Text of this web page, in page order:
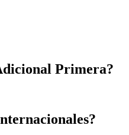
Primera?